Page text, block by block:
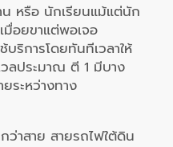
หรือ นักเรียนแม้แต่นัก
มื่อยขาแต่พอเจอ
ริการโดยทันทีเวลาให้
วลประมาณ ตี 1 มีบาง
ระหว่างทาง
าสาย สายรถไฟใต้ดิน